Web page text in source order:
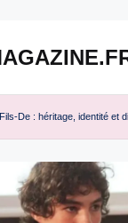
De : héritage, identité et